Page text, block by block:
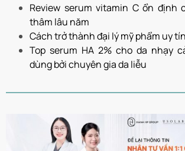
Review serum vitamin C ổn định
thâm lâu năm
Cách trở thành đại lý mỹ phẩm uy
Top serum HA 2% cho da nhạy
dùng bởi chuyên gia da liễu